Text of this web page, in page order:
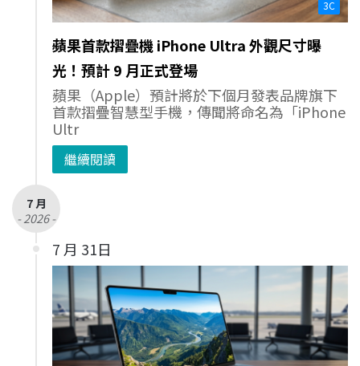
3C
蘋果首款摺疊機 iPhone Ultra 外觀尺寸曝
光！預計 9 月正式登場
蘋果（Apple）預計將於下個月發表品牌旗下
首款摺疊智慧型手機，傳聞將命名為「iPhone
Ultr
繼續閱讀
7 月
- 2026 -
7 月 31日